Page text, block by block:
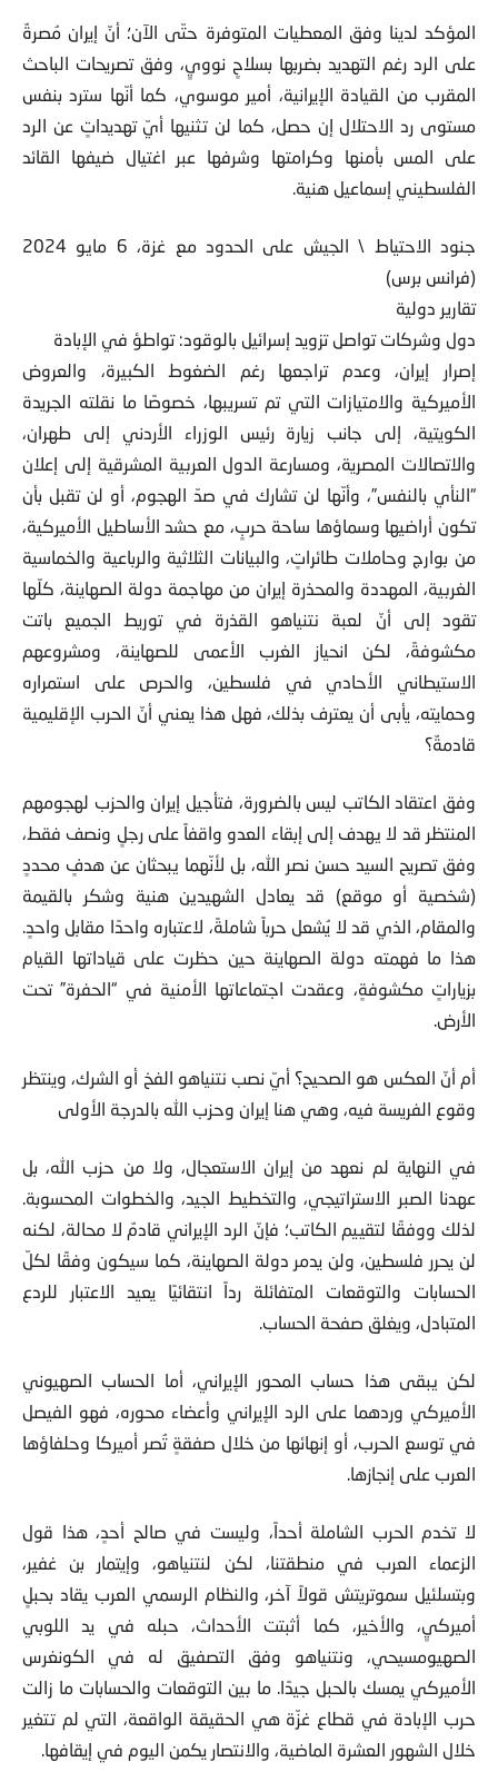
المؤكد لدينا وفق المعطيات المتوفرة حتّى الآن؛ أنّ إيران مُصرةٌ
على الرد رغم التهديد بضربها بسلاحٍ نوويٍ، وفق تصريحات الباحث
المقرب من القيادة الإيرانية، أمير موسوي، كما أنّها سترد بنفس
مستوى رد الاحتلال إن حصل، كما لن تثنيها أيّ تهديداتٍ عن الرد
على المس بأمنها وكرامتها وشرفها عبر اغتيال ضيفها القائد
الفلسطيني إسماعيل هنية.
جنود الاحتياط \ الجيش على الحدود مع غزة، 6 مايو 2024
(فرانس برس)
تقارير دولية
دول وشركات تواصل تزويد إسرائيل بالوقود: تواطؤ في الإبادة
إصرار إيران، وعدم تراجعها رغم الضغوط الكبيرة، والعروض
الأميركية والامتيازات التي تم تسريبها، خصوصًا ما نقلته الجريدة
الكويتية، إلى جانب زيارة رئيس الوزراء الأردني إلى طهران،
والاتصالات المصرية، ومسارعة الدول العربية المشرقية إلى إعلان
“النأي بالنفس”، وأنّها لن تشارك في صدّ الهجوم، أو لن تقبل بأن
تكون أراضيها وسماؤها ساحة حربٍ، مع حشد الأساطيل الأميركية،
من بوارج وحاملات طائراتٍ، والبيانات الثلاثية والرباعية والخماسية
الغربية، المهددة والمحذرة إيران من مهاجمة دولة الصهاينة، كلّها
تقود إلى أنّ لعبة نتنياهو القذرة في توريط الجميع باتت
مكشوفةً، لكن انحياز الغرب الأعمى للصهاينة، ومشروعهم
الاستيطاني الأحادي في فلسطين، والحرص على استمراره
وحمايته، يأبى أن يعترف بذلك، فهل هذا يعني أنّ الحرب الإقليمية
قادمةٌ؟
وفق اعتقاد الكاتب ليس بالضرورة، فتأجيل إيران والحزب لهجومهم
المنتظر قد لا يهدف إلى إبقاء العدو واقفاً على رجلٍ ونصف فقط،
وفق تصريح السيد حسن نصر الله، بل لأنّهما يبحثان عن هدفٍ محددٍ
(شخصية أو موقع) قد يعادل الشهيدين هنية وشكر بالقيمة
والمقام، الذي قد لا يُشعل حرباً شاملةً، لاعتباره واحدًا مقابل واحدٍ.
هذا ما فهمته دولة الصهاينة حين حظرت على قياداتها القيام
بزياراتٍ مكشوفةٍ، وعقدت اجتماعاتها الأمنية في “الحفرة” تحت
الأرض.
أم أنّ العكس هو الصحيح؟ أيّ نصب نتنياهو الفخ أو الشرك، وينتظر
وقوع الفريسة فيه، وهي هنا إيران وحزب الله بالدرجة الأولى
في النهاية لم نعهد من إيران الاستعجال، ولا من حزب الله، بل
عهدنا الصبر الاستراتيجي، والتخطيط الجيد، والخطوات المحسوبة.
لذلك ووفقًا لتقييم الكاتب؛ فإنّ الرد الإيراني قادمٌ لا محالة، لكنه
لن يحرر فلسطين، ولن يدمر دولة الصهاينة، كما سيكون وفقًا لكلّ
الحسابات والتوقعات المتفائلة رداً انتقائيًا يعيد الاعتبار للردع
المتبادل، ويغلق صفحة الحساب.
لكن يبقى هذا حساب المحور الإيراني، أما الحساب الصهيوني
الأميركي وردهما على الرد الإيراني وأعضاء محوره، فهو الفيصل
في توسع الحرب، أو إنهائها من خلال صفقةٍ تُصر أميركا وحلفاؤها
العرب على إنجازها.
لا تخدم الحرب الشاملة أحداً، وليست في صالح أحدٍ، هذا قول
الزعماء العرب في منطقتنا، لكن لنتنياهو، وإيتمار بن غفير،
وبتسلئيل سموتريتش قولاً آخر، والنظام الرسمي العرب يقاد بحبلٍ
أميركيٍ، والأخير، كما أثبتت الأحداث، حبله في يد اللوبي
الصهيومسيحي، ونتنياهو وفق التصفيق له في الكونغرس
الأميركي يمسك بالحبل جيدًا. ما بين التوقعات والحسابات ما زالت
حرب الإبادة في قطاع غزّة هي الحقيقة الواقعة، التي لم تتغير
خلال الشهور العشرة الماضية، والانتصار يكمن اليوم في إيقافها.